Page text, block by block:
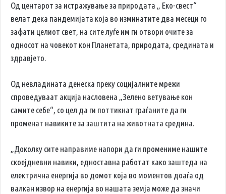
Од центарот за истражување за природата „ Еко-свест“
велат дека пандемијата која во изминатите два месеци го
зафати целиот свет, на сите луѓе им ги отвори очите за
односот на човекот кон Планетата, природата, средината и
здравјето.
Од невладината денеска преку социјалните мрежи
спроведуваат акција насловена „Зелено ветување кон
самите себе“, со цел да ги поттикнат граѓаните да ги
променат навиките за заштита на животната средина.
„Доколку сите направиме напори да ги промениме нашите
скоејдневни навики, едноставна работат како заштеда на
електрична енергија во домот која во моментов доаѓа од
валкан извор на енергија во нашата земја може да значи